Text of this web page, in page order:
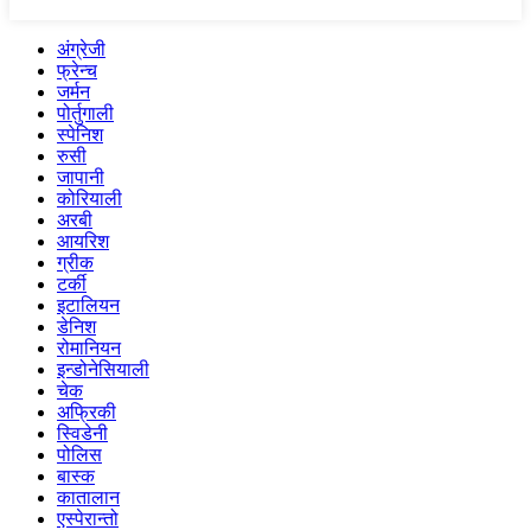
अंग्रेजी
फ्रेन्च
जर्मन
पोर्तुगाली
स्पेनिश
रुसी
जापानी
कोरियाली
अरबी
आयरिश
ग्रीक
टर्की
इटालियन
डेनिश
रोमानियन
इन्डोनेसियाली
चेक
अफ्रिकी
स्विडेनी
पोलिस
बास्क
कातालान
एस्पेरान्तो